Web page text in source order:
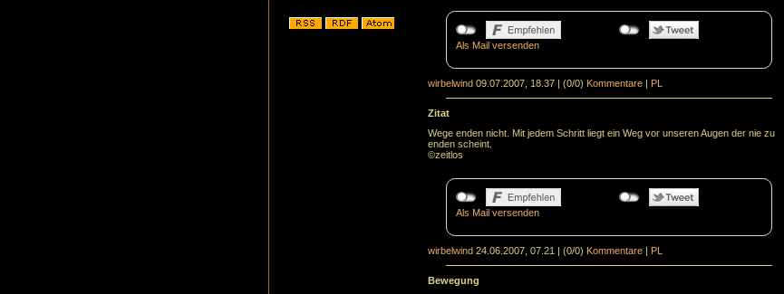
Als Mail versenden
wirbelwind 09.07.2007, 18.37 (0/0) Kommentare PL
Zitat
Wege enden nicht. Mit jedem Schritt liegt ein Weg vor unseren Augen der nie zu
enden scheint.
©zeitlos
Als Mail versenden
wirbelwind 24.06.2007, 07.21 (0/0) Kommentare PL
Bewegung